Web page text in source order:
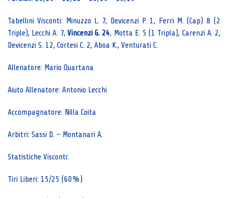
Tabellini Visconti: Minuzzo L. 7, Devicenzi P. 1, Ferri M. (Cap) 8 (2
Triple), Lecchi A. 7, Vincenzi G. 24, Motta E. 5 (1 Tripla), Carenzi A. 2,
Devicenzi S. 12, Cortesi C. 2, Aboa K., Venturati C.
Allenatore: Mario Quartana
Aiuto Allenatore: Antonio Lecchi
Accompagnatore: Nilla Coita
Arbitri: Sassi D. – Montanari A.
Statistiche Visconti:
Tiri Liberi: 15/25 (60%)